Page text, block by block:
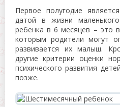
Первое полугодие
датой в жизни
ребенка в 6 месяцев – это
которым родители могут
развивается их малыш.
другие критерии оценки
психического развития
позже.